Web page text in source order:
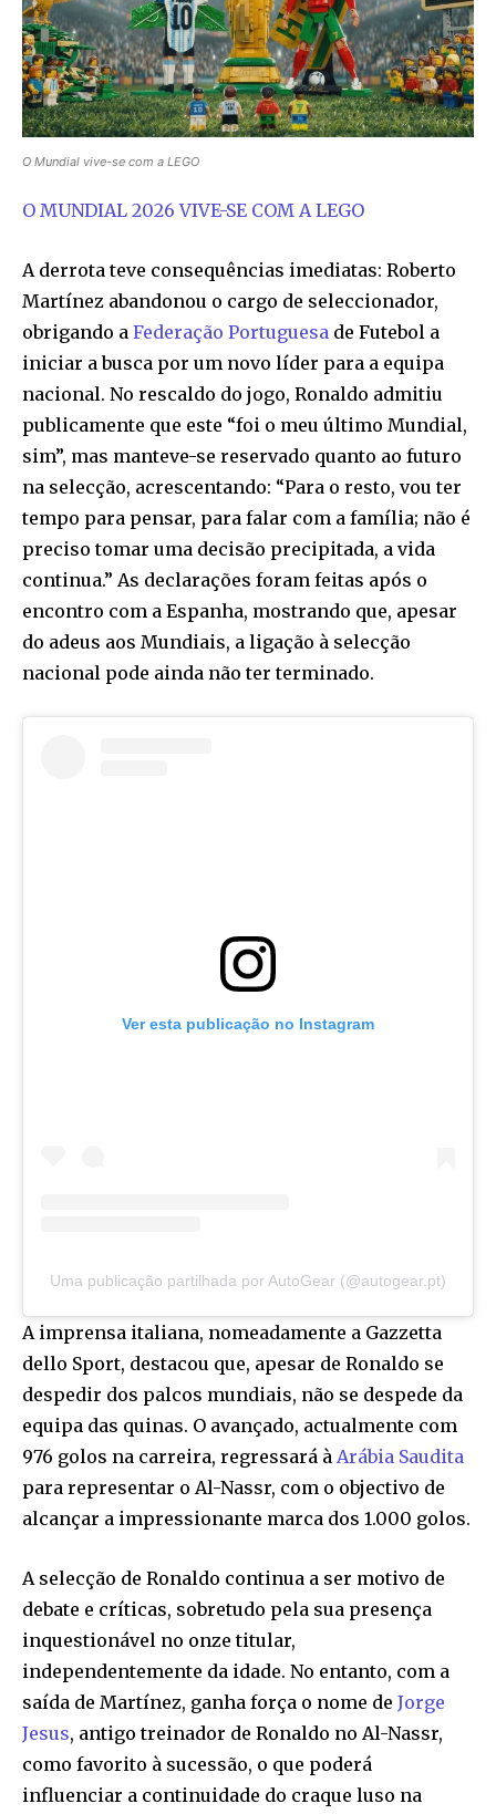
O Mundial vive-se com a LEGO
O MUNDIAL 2026 VIVE-SE COM A LEGO
A derrota teve consequências imediatas: Roberto
Martínez abandonou o cargo de seleccionador,
obrigando a Federação Portuguesa de Futebol a
iniciar a busca por um novo líder para a equipa
nacional. No rescaldo do jogo, Ronaldo admitiu
publicamente que este “foi o meu último Mundial,
sim”, mas manteve-se reservado quanto ao futuro
na selecção, acrescentando: “Para o resto, vou ter
tempo para pensar, para falar com a família; não é
preciso tomar uma decisão precipitada, a vida
continua.” As declarações foram feitas após o
encontro com a Espanha, mostrando que, apesar
do adeus aos Mundiais, a ligação à selecção
nacional pode ainda não ter terminado.
Ver esta publicação no Instagram
Uma publicação partilhada por AutoGear (@autogear.pt)
A imprensa italiana, nomeadamente a Gazzetta
dello Sport, destacou que, apesar de Ronaldo se
despedir dos palcos mundiais, não se despede da
equipa das quinas. O avançado, actualmente com
976 golos na carreira, regressará à Arábia Saudita
para representar o Al-Nassr, com o objectivo de
alcançar a impressionante marca dos 1.000 golos.
A selecção de Ronaldo continua a ser motivo de
debate e críticas, sobretudo pela sua presença
inquestionável no onze titular,
independentemente da idade. No entanto, com a
saída de Martínez, ganha força o nome de Jorge
Jesus, antigo treinador de Ronaldo no Al-Nassr,
como favorito à sucessão, o que poderá
influenciar a continuidade do craque luso na